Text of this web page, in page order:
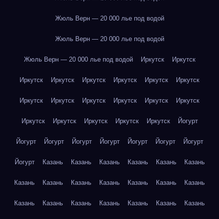
Жюль Верн — 20 000 лье под водой
Жюль Верн — 20 000 лье под водой
Жюль Верн — 20 000 лье под водой Иркутск Иркутск
Иркутск Иркутск Иркутск Иркутск Иркутск Иркутск
Иркутск Иркутск Иркутск Иркутск Иркутск Иркутск
Иркутск Иркутск Иркутск Иркутск Иркутск Йогурт
Йогурт Йогурт Йогурт Йогурт Йогурт Йогурт Йогурт
Йогурт Казань Казань Казань Казань Казань Казань
Казань Казань Казань Казань Казань Казань Казань
Казань Казань Казань Казань Казань Казань Казань